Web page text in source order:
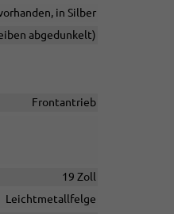
in Silber
abgedunkelt)
Frontantrieb
19 Zoll
Leichtmetallfelge